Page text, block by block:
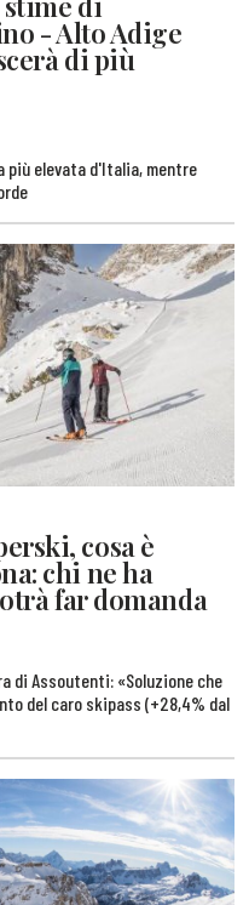
- Alto Adige
di più
più elevata d'Italia, mentre
cosa è
chi ne ha
far domanda
di Assoutenti: «Soluzione che
del caro skipass (+28,4% dal